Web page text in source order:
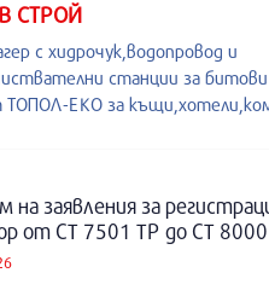
СТРОЙ
с хидрочук,водопровод и
станции за битови
ЕКО за
на заявления за
от СТ 7501 ТР до СТ